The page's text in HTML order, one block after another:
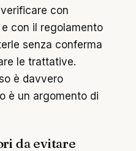
con
con il regolamento
senza conferma
le trattative.
è davvero
è un argomento di
da evitare